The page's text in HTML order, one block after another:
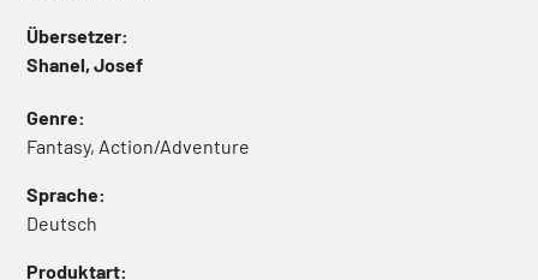
Übersetzer:
Shanel, Josef
Genre:
Fantasy, Action/Adventure
Sprache:
Deutsch
Produktart: